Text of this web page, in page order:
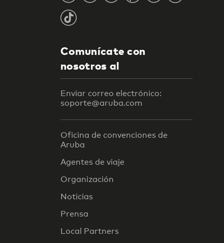
Comunícate con
nosotros al
Enviar correo electrónico:
soporte@aruba.com
Oficina de convenciones de
Aruba
Agentes de viaje
Organización
Noticias
Prensa
Local Partners